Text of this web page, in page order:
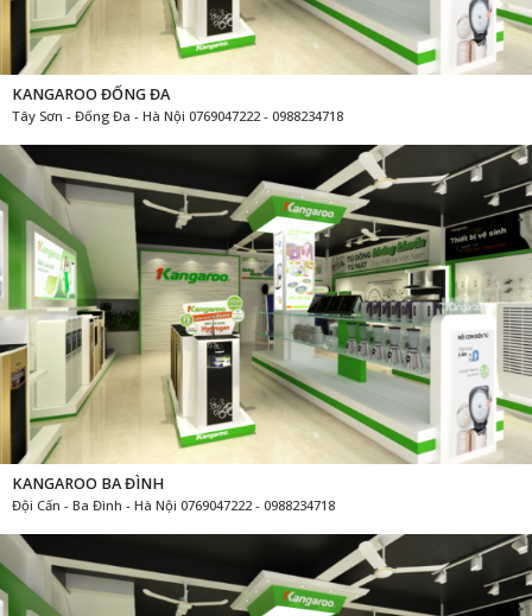
KANGAROO ĐỐNG ĐA
Tây Sơn - Đống Đa - Hà Nội 0769047222 - 0988234718
KANGAROO BA ĐÌNH
Đội Cấn - Ba Đình - Hà Nội 0769047222 - 0988234718